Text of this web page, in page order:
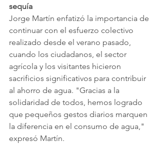
sequía
Jorge Martín enfatizó la importancia de
continuar con el esfuerzo colectivo
realizado desde el verano pasado,
cuando los ciudadanos, el sector
agrícola y los visitantes hicieron
sacrificios significativos para contribuir
al ahorro de agua. "Gracias a la
solidaridad de todos, hemos logrado
que pequeños gestos diarios marquen
la diferencia en el consumo de agua,"
expresó Martín.